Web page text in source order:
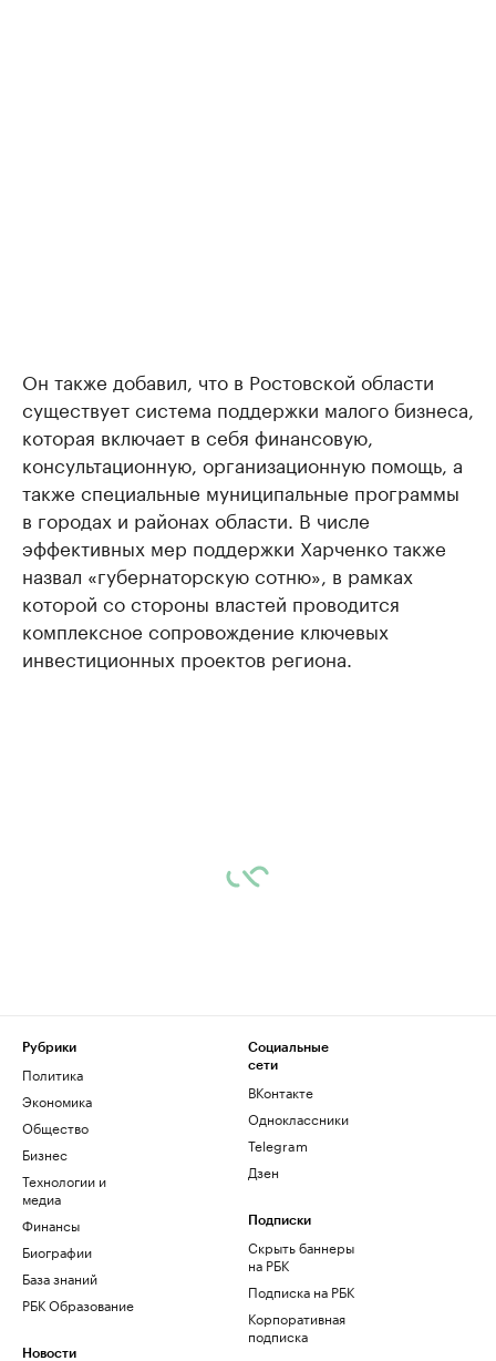
Он также добавил, что в Ростовской области
существует система поддержки малого бизнеса,
которая включает в себя финансовую,
консультационную, организационную помощь, а
также специальные муниципальные программы
в городах и районах области. В числе
эффективных мер поддержки Харченко также
назвал «губернаторскую сотню», в рамках
которой со стороны властей проводится
комплексное сопровождение ключевых
инвестиционных проектов региона.
Рубрики
Политика
Экономика
Общество
Бизнес
Технологии и
медиа
Финансы
Биографии
База знаний
РБК Образование
Новости
Социальные
сети
ВКонтакте
Одноклассники
Telegram
Дзен
Подписки
Скрыть баннеры
на РБК
Подписка на РБК
Корпоративная
подписка